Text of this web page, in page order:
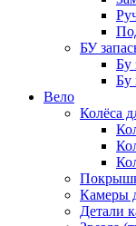
БУ
Бу
Бу
Вело
Колёса
Камеры
Детали